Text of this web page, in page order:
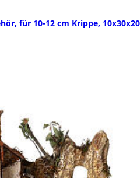
für 10-12 cm Krippe,